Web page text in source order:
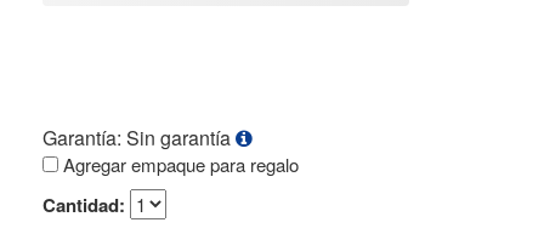
Garantía: Sin garantía
Agregar empaque para regalo
Cantidad: